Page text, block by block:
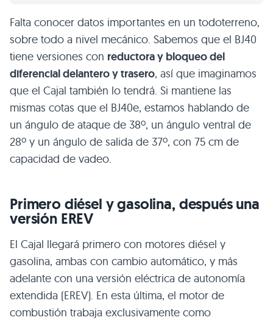
Falta conocer datos importantes en un todoterreno,
sobre todo a nivel mecánico. Sabemos que el BJ40
tiene versiones con reductora y bloqueo del
diferencial delantero y trasero, así que imaginamos
que el Cajal también lo tendrá. Si mantiene las
mismas cotas que el BJ40e, estamos hablando de
un ángulo de ataque de 38º, un ángulo ventral de
28º y un ángulo de salida de 37º, con 75 cm de
capacidad de vadeo.
Primero diésel y gasolina, después una
versión EREV
El Cajal llegará primero con motores diésel y
gasolina, ambas con cambio automático, y más
adelante con una versión eléctrica de autonomía
extendida (EREV). En esta última, el motor de
combustión trabaja exclusivamente como